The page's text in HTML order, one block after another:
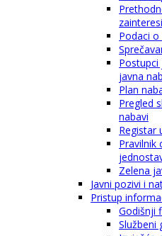
Podaci
Postupci
javna
Plan
Pregled
nabavi
Registar
Pravilnik
Zelena
Javni pozivi i
Pristup
Godišnji
Službeni